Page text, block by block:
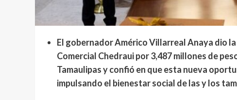
El gobernador Américo Villarreal Anaya dio
Comercial Chedraui por 3,487 millones de
Tamaulipas y confió en que esta nueva
impulsando el bienestar social de las y los